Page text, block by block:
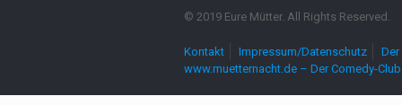
© 2019 Eure Mütter. All Rights Reserved.
Kontakt Impressum/Datenschutz
www.muetternacht.de – Der Comedy-Club